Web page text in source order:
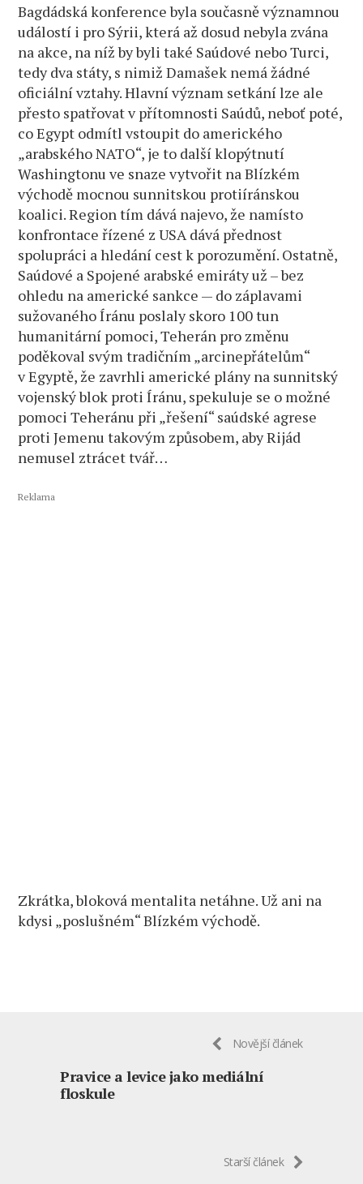
Bagdádská konference byla současně významnou
událostí i pro Sýrii, která až dosud nebyla zvána
na akce, na níž by byli také Saúdové nebo Turci,
tedy dva státy, s nimiž Damašek nemá žádné
oficiální vztahy. Hlavní význam setkání lze ale
přesto spatřovat v přítomnosti Saúdů, neboť poté,
co Egypt odmítl vstoupit do amerického
„arabského NATO“, je to další klopýtnutí
Washingtonu ve snaze vytvořit na Blízkém
východě mocnou sunnitskou protiíránskou
koalici. Region tím dává najevo, že namísto
konfrontace řízené z USA dává přednost
spolupráci a hledání cest k porozumění. Ostatně,
Saúdové a Spojené arabské emiráty už – bez
ohledu na americké sankce — do záplavami
sužovaného Íránu poslaly skoro 100 tun
humanitární pomoci, Teherán pro změnu
poděkoval svým tradičním „arcinepřátelům“
v Egyptě, že zavrhli americké plány na sunnitský
vojenský blok proti Íránu, spekuluje se o možné
pomoci Teheránu při „řešení“ saúdské agrese
proti Jemenu takovým způsobem, aby Rijád
nemusel ztrácet tvář…
Reklama
Zkrátka, bloková mentalita netáhne. Už ani na
kdysi „poslušném“ Blízkém východě.
Novější článek
Pravice a levice jako mediální
floskule
Starší článek